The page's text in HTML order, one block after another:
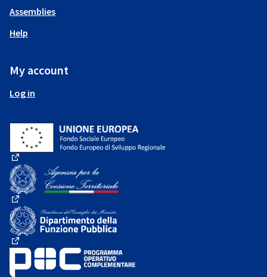
Assemblies
Help
My account
Log in
(External link)
(External link)
(External link)